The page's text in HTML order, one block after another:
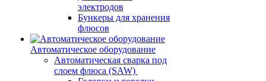
электродов
Бункеры для хранения
флюсов
Автоматическое оборудование
Автоматическая сварка под
слоем флюса (SAW)